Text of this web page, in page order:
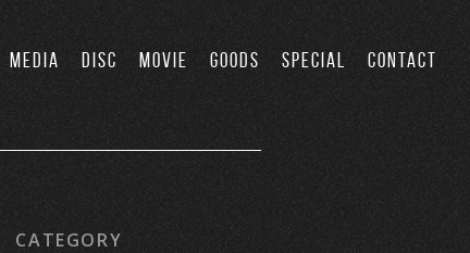
MEDIA DISC MOVIE GOODS SPECIAL CONTACT
CATEGORY